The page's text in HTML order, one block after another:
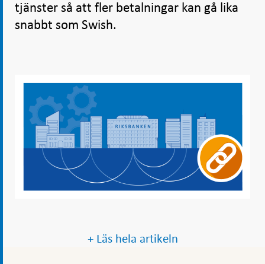
tjänster så att fler betalningar kan gå lika
snabbt som Swish.
+ Läs hela artikeln